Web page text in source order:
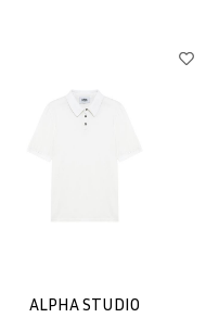
ALPHA STUDIO